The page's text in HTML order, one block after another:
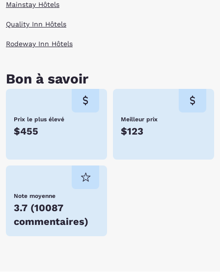
Mainstay Hôtels
Quality Inn Hôtels
Rodeway Inn Hôtels
Bon à savoir
Prix le plus élevé
$455
Meilleur prix
$123
Note moyenne
3.7 (10087
commentaires)